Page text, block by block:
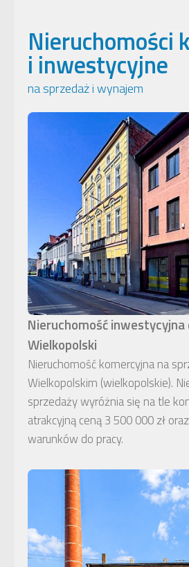
Nieruchomości
i inwestycyjne
na sprzedaż i wynajem
Nieruchomość
Wielkopolski
Nieruchomość komercyjna na
Wielkopolskim (wielkopolskie).
sprzedaży wyróżnia się na tle
atrakcyjną ceną 3 500 000 zł
warunków do pracy.